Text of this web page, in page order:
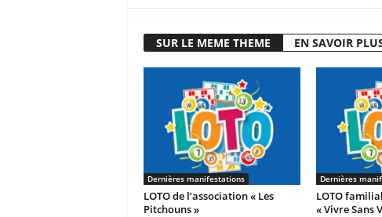
SUR LE MEME THEME EN SAVOIR
Dernières manifestations
LOTO de l’association « Les
Pitchouns »
Dernières
LOTO
« Vivre Sans